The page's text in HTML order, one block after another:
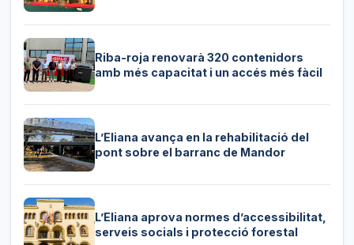
Riba-roja renovarà 320 contenidors
amb més capacitat i un accés més fàcil
L’Eliana avança en la rehabilitació del
pont sobre el barranc de Mandor
L’Eliana aprova normes d’accessibilitat,
serveis socials i protecció forestal